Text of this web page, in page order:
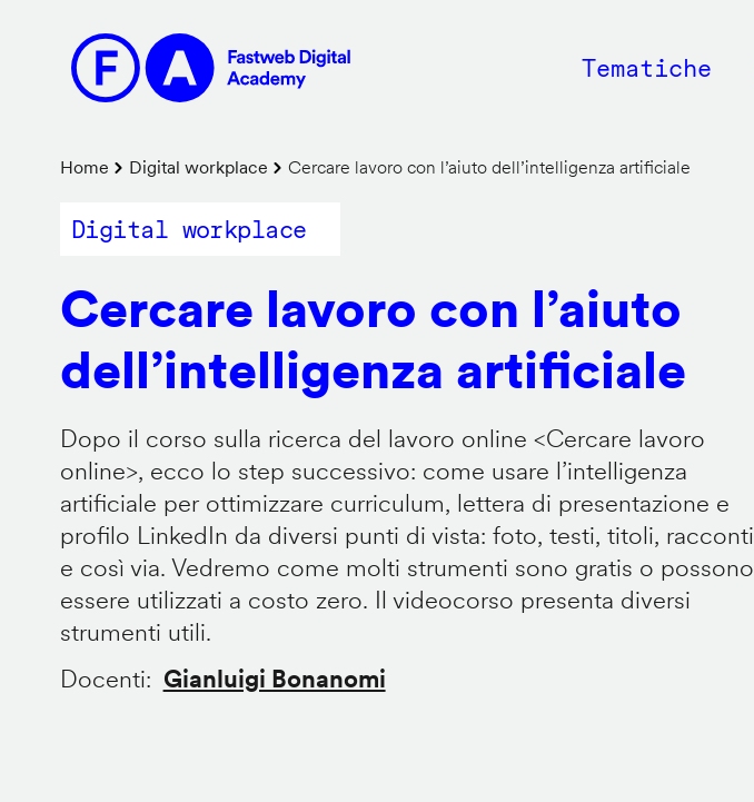
contenuto
principale
Main
Tematiche
Briciole
di
Home Digital workplace Cercare lavoro con l’aiuto dell’intelligenza artificiale
Digital workplace
Cercare lavoro con l’aiuto
dell’intelligenza artificiale
Dopo il corso sulla ricerca del lavoro online <Cercare lavoro
online>, ecco lo step successivo: come usare l’intelligenza
artificiale per ottimizzare curriculum, lettera di presentazione e
profilo LinkedIn da diversi punti di vista: foto, testi, titoli, racconti
e così via. Vedremo come molti strumenti sono gratis o possono
essere utilizzati a costo zero. Il videocorso presenta diversi
strumenti utili.
Docenti
Gianluigi Bonanomi